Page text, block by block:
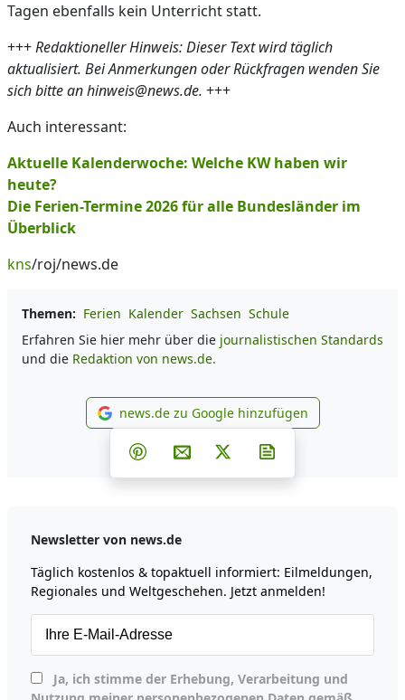
Tagen ebenfalls kein Unterricht statt.
+++Redaktioneller Hinweis: Dieser Text wird täglich
aktualisiert. Bei Anmerkungen oder Rückfragen wenden Sie
sich bitte an hinweis@news.de. +++
Auch interessant:
Aktuelle Kalenderwoche: Welche KW haben wir
heute?
Die Ferien-Termine 2026 für alle Bundesländer im
Überblick
kns/roj/news.de
Themen: Ferien Kalender Sachsen Schule
Erfahren Sie hier mehr über die journalistischen Standards
und die Redaktion von news.de.
news.de zu Google
news.de zu Google hinzufügen
Teilen auf Facebook
Teilen auf Whatsapp
Teilen auf Telegram
Teilen auf Pinterest
Per E-Mail teilen
Post auf X
Newsletter von news.de
Täglich kostenlos & topaktuell informiert: Eilmeldungen,
Regionales und Weltgeschehen. Jetzt anmelden!